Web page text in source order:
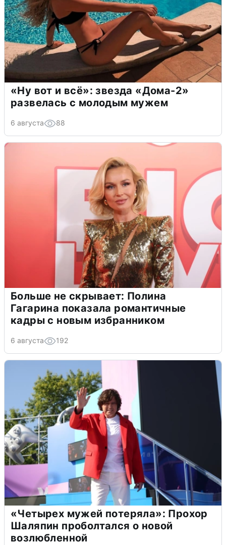
«Ну вот и всё»: звезда «Дома-2»
развелась с молодым мужем
6 августа 88
Больше не скрывает: Полина
Гагарина показала романтичные
кадры с новым избранником
6 августа 192
«Четырех мужей потеряла»: Прохор
Шаляпин проболтался о новой
возлюбленной